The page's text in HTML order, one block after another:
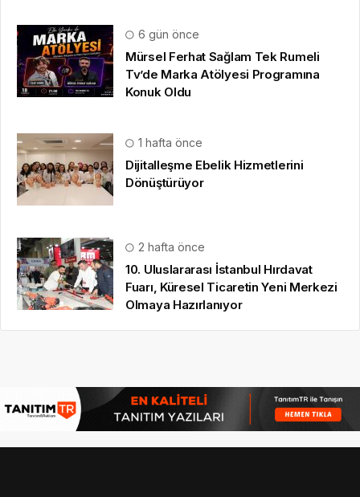
6 gün önce
Mürsel Ferhat Sağlam Tek Rumeli
Tv’de Marka Atölyesi Programına
Konuk Oldu
1 hafta önce
Dijitalleşme Ebelik Hizmetlerini
Dönüştürüyor
2 hafta önce
10. Uluslararası İstanbul Hırdavat
Fuarı, Küresel Ticaretin Yeni Merkezi
Olmaya Hazırlanıyor